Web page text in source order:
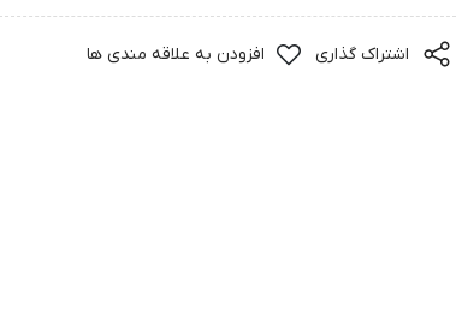
اشتراک گذاری افزودن به علاقه مندی ها